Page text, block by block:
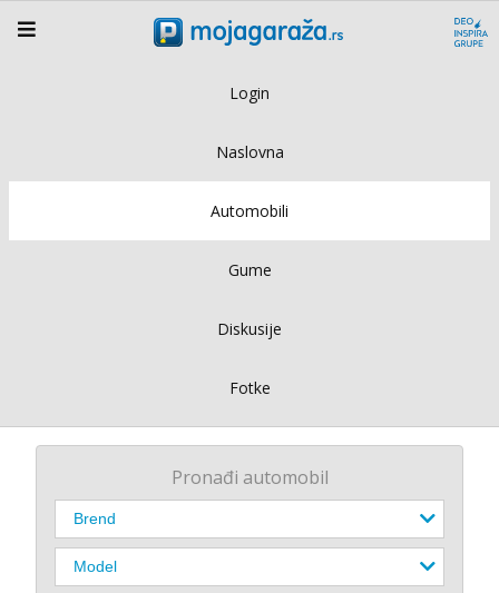
Login
Naslovna
Automobili
Gume
Diskusije
Fotke
Pronađi automobil